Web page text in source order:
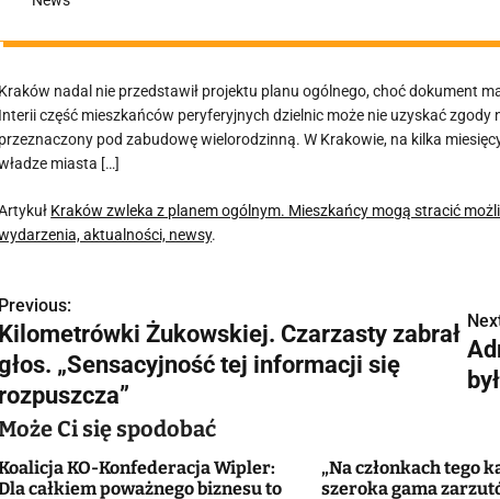
Kraków nadal nie przedstawił projektu planu ogólnego, choć dokument
Interii część mieszkańców peryferyjnych dzielnic może nie uzyskać
przeznaczony pod zabudowę wielorodzinną. W Krakowie, na kilka
miasta […]
Kraków zwleka z planem ogólnym. Mieszkańcy mogą stracić
aktualności, newsy.
N
a
w
Previous:
Kilometrówki Żukowskiej. Czarzasty zabrał
„Sensacyjność tej informacji się
rozpuszcza”
Ci się spodobać
KO-Konfederacja Wipler:
całkiem poważnego biznesu to
„Na członkach tego
szeroka gama